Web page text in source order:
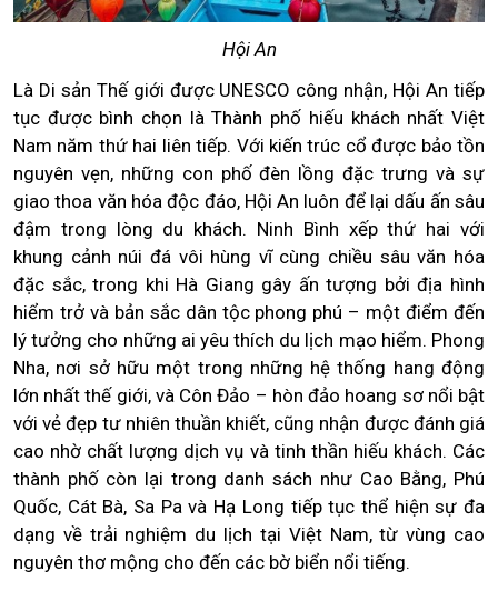
Hội An
Là Di sản Thế giới được UNESCO công nhận, Hội An tiếp
tục được bình chọn là Thành phố hiếu khách nhất Việt
Nam năm thứ hai liên tiếp. Với kiến trúc cổ được bảo tồn
nguyên vẹn, những con phố đèn lồng đặc trưng và sự
giao thoa văn hóa độc đáo, Hội An luôn để lại dấu ấn sâu
đậm trong lòng du khách. Ninh Bình xếp thứ hai với
khung cảnh núi đá vôi hùng vĩ cùng chiều sâu văn hóa
đặc sắc, trong khi Hà Giang gây ấn tượng bởi địa hình
hiểm trở và bản sắc dân tộc phong phú – một điểm đến
lý tưởng cho những ai yêu thích du lịch mạo hiểm. Phong
Nha, nơi sở hữu một trong những hệ thống hang động
lớn nhất thế giới, và Côn Đảo – hòn đảo hoang sơ nổi bật
với vẻ đẹp tư nhiên thuần khiết, cũng nhận được đánh giá
cao nhờ chất lượng dịch vụ và tinh thần hiếu khách. Các
thành phố còn lại trong danh sách như Cao Bằng, Phú
Quốc, Cát Bà, Sa Pa và Hạ Long tiếp tục thể hiện sự đa
dạng về trải nghiệm du lịch tại Việt Nam, từ vùng cao
nguyên thơ mộng cho đến các bờ biển nổi tiếng.